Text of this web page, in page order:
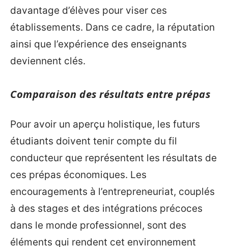
davantage d’élèves pour viser ces
établissements. Dans ce cadre, la réputation
ainsi que l’expérience des enseignants
deviennent clés.
Comparaison des résultats entre prépas
Pour avoir un aperçu holistique, les futurs
étudiants doivent tenir compte du fil
conducteur que représentent les résultats de
ces prépas économiques. Les
encouragements à l’entrepreneuriat, couplés
à des stages et des intégrations précoces
dans le monde professionnel, sont des
éléments qui rendent cet environnement